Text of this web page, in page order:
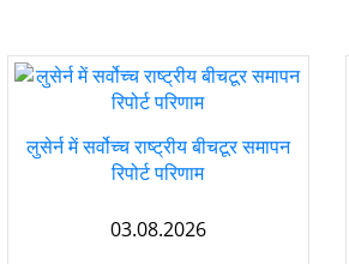
लुसेर्न में सर्वोच्च राष्ट्रीय बीचटूर समापन
रिपोर्ट परिणाम
03.08.2026